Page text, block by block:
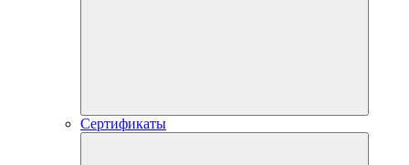
Сертификаты